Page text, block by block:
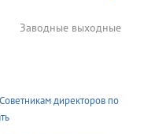
Заводные выходные
Советникам директоров по